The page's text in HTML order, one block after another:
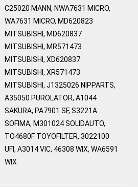
C25020 MANN, NWA7631 MICRO,
WA7631 MICRO, MD620823
MITSUBISHI, MD620837
MITSUBISHI, MR571473
MITSUBISHI, XD620837
MITSUBISHI, XR571473
MITSUBISHI, J1325026 NIPPARTS,
A35050 PUROLATOR, A1044
SAKURA, PA7901 SF, S3221A
SOFIMA, M301024 SOLIDAUTO,
TO4680F TOYOFILTER, 3022100
UFI, A3014 VIC, 46308 WIX, WA6591
WIX